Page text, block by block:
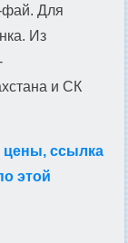
фай. Для
Из
и СК
цены, ссылка
этой